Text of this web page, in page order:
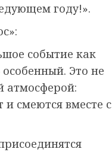
году!».
событие как
Это не
атмосферой:
смеются вместе с